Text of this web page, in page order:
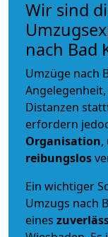
Wir sind
nach Bad
Umzüge nach
Distanzen
erfordern
Organisation,
reibungslos
Ein wichtiger
Umzugs nach
eines